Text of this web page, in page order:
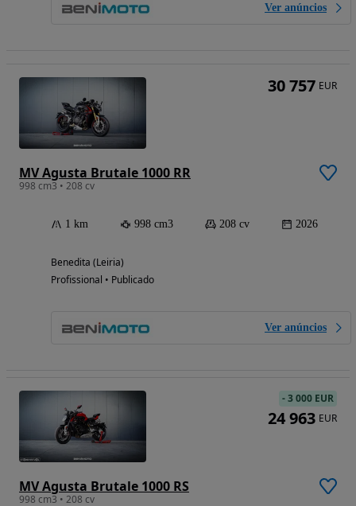
Ver anúncios
MV Agusta Brutale 1000 RR
998 cm3 • 208 cv
1 km 998 cm3 208 cv 2026
Benedita (Leiria)
Profissional • Publicado
Ver anúncios
30 757 EUR
MV Agusta Brutale 1000 RS
998 cm3 • 208 cv
-3 000 EUR
24 963 EUR